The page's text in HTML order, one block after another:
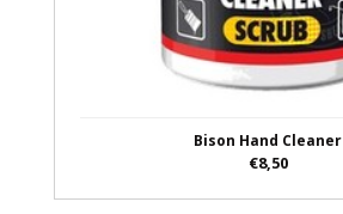
Bison Hand Cleaner
€8,50